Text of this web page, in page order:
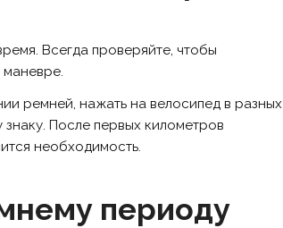
Всегда проверяйте, чтобы
ремней, нажать на велосипед в разных
После первых километров
необходимость.
периоду